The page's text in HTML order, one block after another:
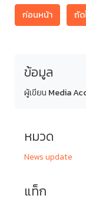
ก่อนหน้า ถัด
ข้อมูล
ผู้เขียน Media
หมวด
News update
แท็ก